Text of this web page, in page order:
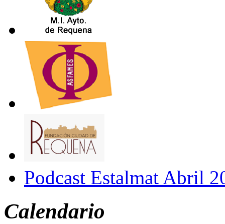
Podcast Estalmat Abril
Calendario